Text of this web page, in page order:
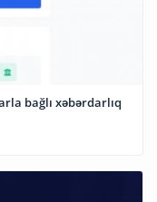
bağlı xəbərdarlıq